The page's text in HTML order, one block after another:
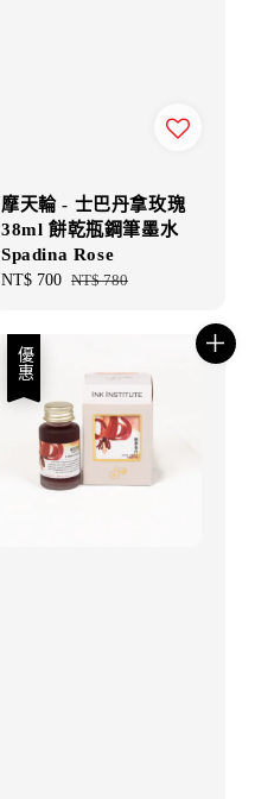
摩天輪 - 士巴丹拿玫瑰
38ml 餅乾瓶鋼筆墨水
Spadina Rose
Sale
NT$ 700 Regular
NT$ 780
優惠